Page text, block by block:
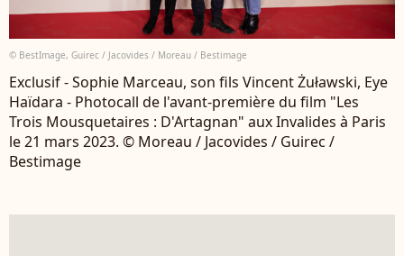
© BestImage, Guirec / Jacovides / Moreau / Bestimage
Exclusif - Sophie Marceau, son fils Vincent Żuławski, Eye
Haïdara - Photocall de l'avant-première du film "Les
Trois Mousquetaires : D'Artagnan" aux Invalides à Paris
le 21 mars 2023. © Moreau / Jacovides / Guirec /
Bestimage